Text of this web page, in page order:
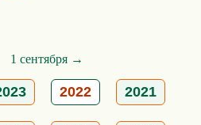
1 сентября →
2022 2021